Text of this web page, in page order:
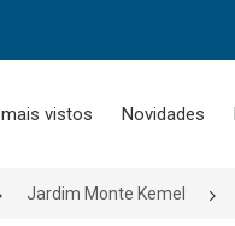
vistos Novidades
Jardim Monte Kemel